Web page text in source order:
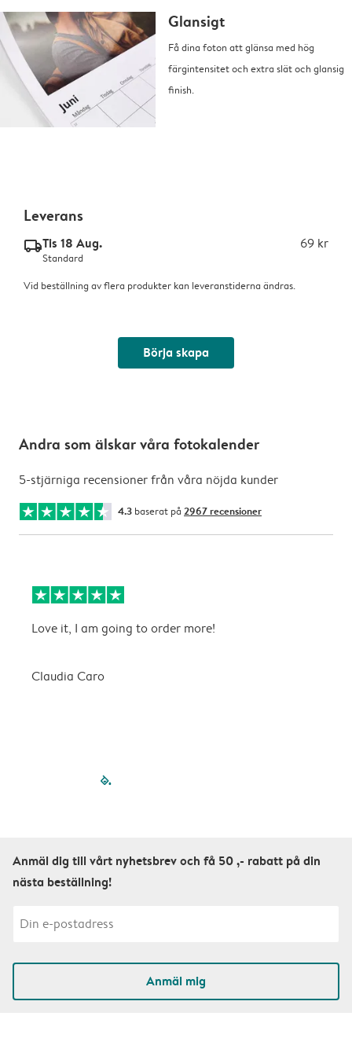
Glansigt
Få dina foton att glänsa med hög
färgintensitet och extra slät och glansig
finish.
Leverans
delivery_standard_v2Tis 18 Aug. 69 kr
Standard
Vid beställning av flera produkter kan leveranstiderna ändras.
Börja skapa
Andra som älskar våra fotokalender
5-stjärniga recensioner från våra nöjda kunder
4.3 baserat på 2967 recensioner
Love it, I am going to order more!
Claudia Caro
filled-pagination
Anmäl dig till vårt nyhetsbrev och få 50 ,- rabatt på din
nästa beställning!
Anmäl mig